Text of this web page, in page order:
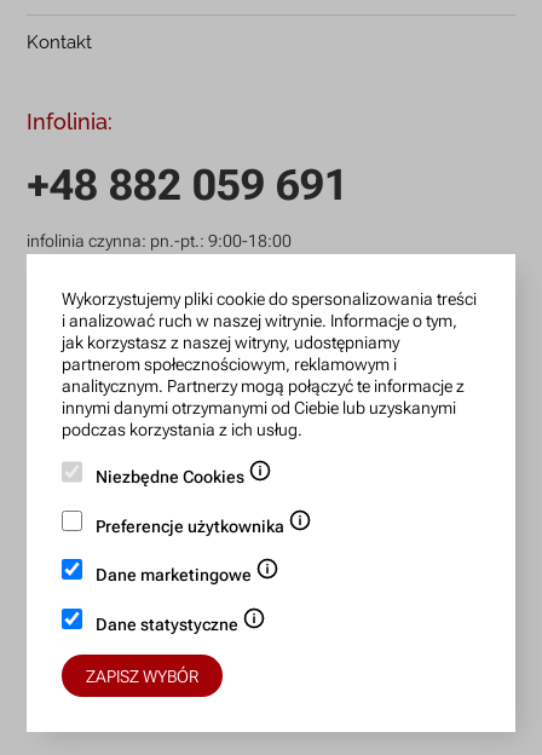
Kontakt
Infolinia:
+48 882 059 691
infolinia czynna: pn.-pt.: 9:00-18:00
Pisząc w sprawie swojego zamówienia podaj w tytule
wiadomości numer, który otrzymałeś w potwierdzeniu.
Konto bankowe:
15 1140 2004 0000 3702 7470 6466
BIC/SWIFT: BREXPLPWMBK
Bezpieczne płatności:
Wykorzystujemy pliki cookie do spersonalizowania treści
i analizować ruch w naszej witrynie. Informacje o tym,
jak korzystasz z naszej witryny, udostępniamy
partnerom społecznościowym, reklamowym i
analitycznym. Partnerzy mogą połączyć te informacje z
innymi danymi otrzymanymi od Ciebie lub uzyskanymi
podczas korzystania z ich usług.
Niezbędne Cookies
Preferencje użytkownika
Dane marketingowe
Dane statystyczne
ZAPISZ WYBÓR